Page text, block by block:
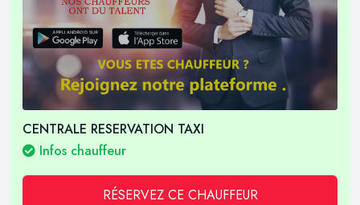
CENTRALE RESERVATION TAXI
Infos chauffeur
RÉSERVEZ CE CHAUFFEUR